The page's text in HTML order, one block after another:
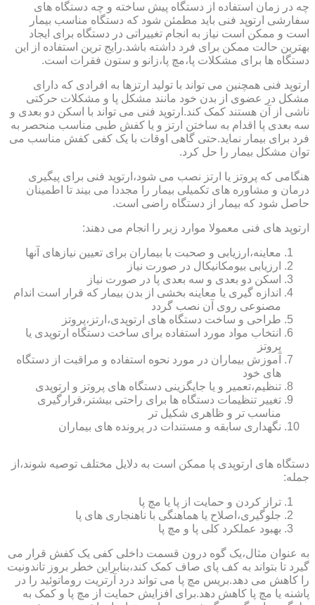
چه در زمان استفاده از دستگاه پیش ساخته و چه دستگاه های
سفارشی ارتوپد فنی باید مطمئن شود که دستگاه مناسب بیمار
است و ممکن است نیاز به انجام تغییراتی در دستگاه برای ایجاد
بهترین حالت ممکن برای فرد داشته باشد.رایج ترین استفاده از این
دستگاه ها برای مشکلات پا،مچ پا،زانو و ستون فقرات است.
ارتوپد فنی همچنین می تواند با تولید ارتزها به افرادی که دارای
مشکل در عضوی از بدن خود مانند مشکل پا و مشکلات حرکتی
ناشی از آن هستند کمک کند.ارتوپد فنی می تواند با اسکن دو بعدی و
سه بعدی پا اقدام به ساختن ارتز و یا کفش طبی مناسب منحصر به
فرد برای بیمار نماید.حتی گاهی اوقات با یک کفی کفش مناسب می
توان مشکل بیمار را حل کرد.
هنگامی که پروتز یا ارتز نصب می شود،ارتوپد فنی برای پیگیری
درمان و مشاوره های تکمیلی بیمار را مجددا می بیند تا اطمینان
حاصل شود که بیمار از دستگاه راضی است.
ارتوپد های فنی معمولا موارد زیر را انجام می دهند:
معاینه،ارزیابی و صحبت با بیماران برای تعیین نیازهای آنها
ارزیابی بیومکانیکال در صورت نیاز
اسکن دو بعدی و سه بعدی پا در صورت نیاز
اندازه گیری یا معاینه بخشی از بدن بیمار که قرار است اندام
مصنوعی روی آن نصب گردد
طراحی و ساخت دستگاه های ارتوپدی،ارتز،پروتز
انتخاب مواد مورد استفاده برای ساخت دستگاه ارتوپدی یا
پروتز
آموزش بیماران در مورد نحوه استفاده و مراقبت از دستگاه
های خود
تنظیم،تعمیر و یا جایگزینی دستگاه های پروتز و ارتوپدی
تغییر تنظیمات دستگاه ها برای راحتی بیشتر،قرارگیری
مناسب تر و ظاهری شکیل تر
نگهداری سابقه و مستندات در پرونده های بیماران
دستگاه های ارتوپدی پا ممکن است به دلایل مختلف توصیه شوند،از
جمله:
تراز کردن و حمایت از پا یا مچ پا
جلوگیری،اصلاح یا هماهنگی با ناهنجاری های پا
بهبود عملکرد کلی پا و مچ پا
به عنوان مثال،یک گوه درون قسمت داخلی کفی یک کفش قرار می
گیرد تا بتواند به کف پای صاف کمک کند،بنابراین خطر بروز تاندونیت
را کاهش می دهد.بریس مچ پا می تواند درد آرتریت روماتوئید را در
پاشنه یا مچ پا کاهش دهد.برای افزایش حمایت از مچ پا و کمک به